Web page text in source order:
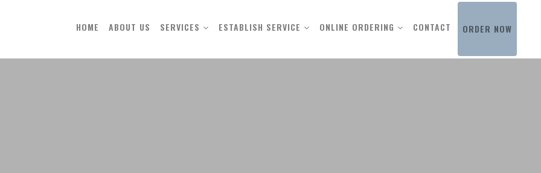
HOME ABOUT US SERVICES ESTABLISH SERVICE ONLINE ORDERING CONTACT ORDER NOW